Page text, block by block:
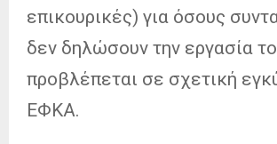
επικουρικές) για όσους
δεν δηλώσουν την εργασία
προβλέπεται σε σχετική
ΕΦΚΑ.